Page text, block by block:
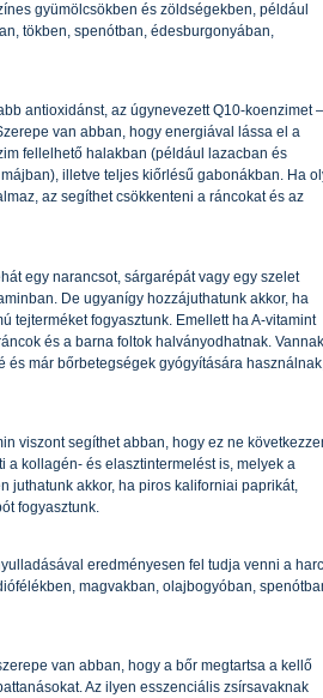
gyümölcsökben és zöldségekben, például
tökben, spenótban, édesburgonyában,
antioxidánst, az úgynevezett Q10-koenzimet
van abban, hogy energiával lássa el a
fellelhető halakban (például lazacban és
illetve teljes kiőrlésű gabonákban. Ha
az segíthet csökkenteni a ráncokat és az
egy narancsot, sárgarépát vagy egy szelet
De ugyanígy hozzájuthatunk akkor, ha
tejterméket fogyasztunk. Emellett ha A-vitamint
és a barna foltok halványodhatnak. Vannak
már bőrbetegségek gyógyítására használnak,
viszont segíthet abban, hogy ez ne
kollagén- és elasztintermelést is, melyek a
juthatunk akkor, ha piros kaliforniai paprikát,
fogyasztunk.
eredményesen fel tudja venni a
magvakban, olajbogyóban,
van abban, hogy a bőr megtartsa a kellő
Az ilyen esszenciális zsírsavaknak